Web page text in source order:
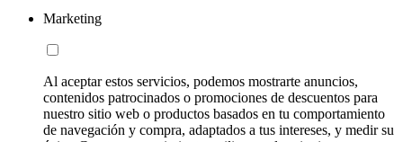
Marketing
Al aceptar estos servicios, podemos mostrarte anuncios,
contenidos patrocinados o promociones de descuentos para
nuestro sitio web o productos basados en tu comportamiento
de navegación y compra, adaptados a tus intereses, y medir su